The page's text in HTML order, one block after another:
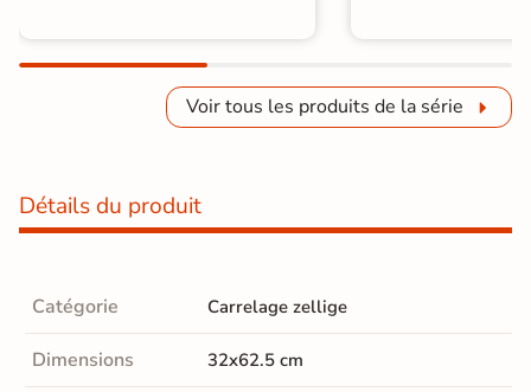
Voir tous les produits de la série
Détails du produit
Catégorie Carrelage zellige
Dimensions 32x62.5 cm